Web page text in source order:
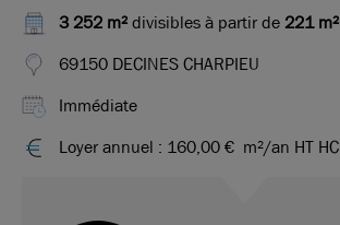
3 252 m²divisibles à partir de 221 m²
69150 DECINES CHARPIEU
Immédiate
Loyer annuel : 160,00 € m²/an HT HC